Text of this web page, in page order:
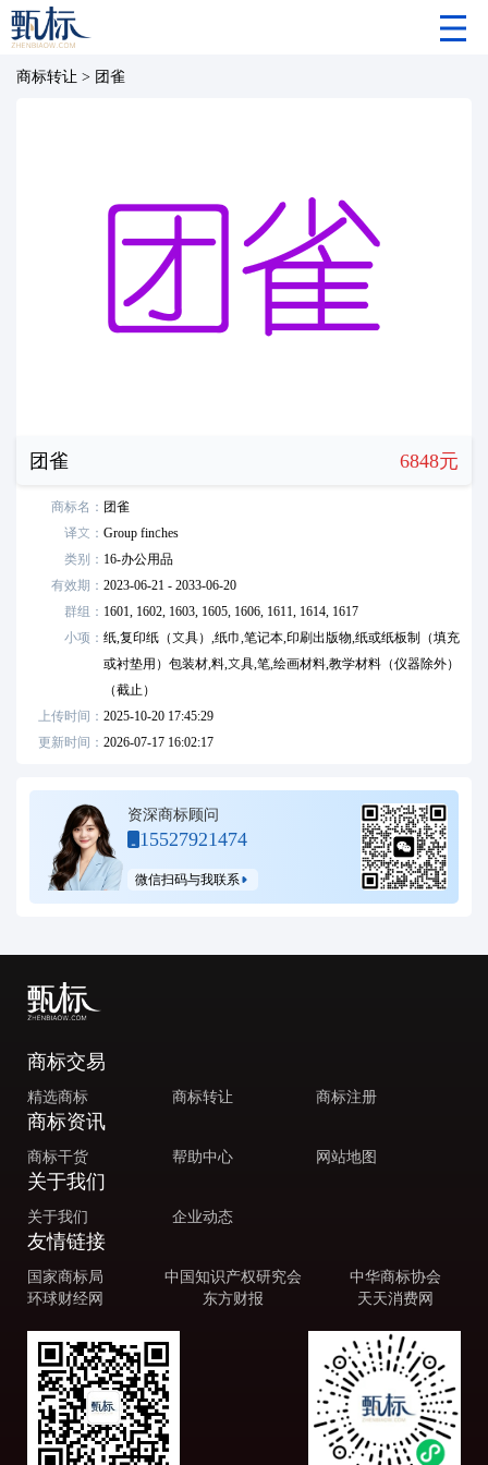
商标转让 > 团雀
团雀 6848元
商标名： 团雀
译文： Group finches
类别： 16-办公用品
有效期： 2023-06-21 - 2033-06-20
群组： 1601, 1602, 1603, 1605, 1606, 1611, 1614, 1617
小项： 纸,复印纸（文具）,纸巾,笔记本,印刷出版物,纸或纸板制（填充
或衬垫用）包装材,料,文具,笔,绘画材料,教学材料（仪器除外）
（截止）
上传时间： 2025-10-20 17:45:29
更新时间： 2026-07-17 16:02:17
资深商标顾问
15527921474
微信扫码与我联系
商标交易
精选商标 商标转让 商标注册
商标资讯
商标干货 帮助中心 网站地图
关于我们
关于我们 企业动态
友情链接
国家商标局 中国知识产权研究会
中华商标协会
环球财经网
东方财报 天天消费网